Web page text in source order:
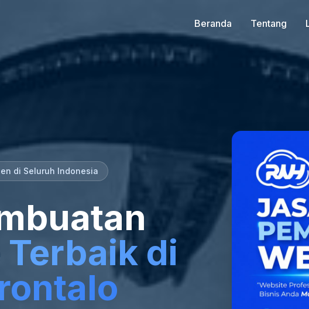
Beranda Tentang
di Seluruh Indonesia
Terbaik di